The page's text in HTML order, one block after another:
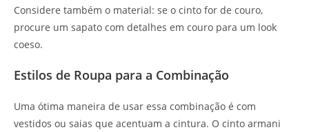
Considere também o material: se o cinto for de couro,
procure um sapato com detalhes em couro para um look
coeso.
Estilos de Roupa para a Combinação
Uma ótima maneira de usar essa combinação é com
vestidos ou saias que acentuam a cintura. O cinto armani